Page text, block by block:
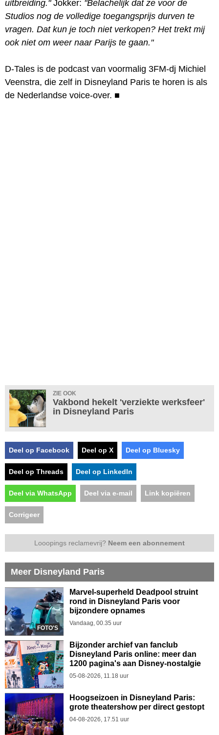
uitbreiding."Jokker: "Belachelijk dat ze voor de
Studios nog de volledige toegangsprijs durven te
vragen. Dat kun je toch niet verkopen? Het trekt mij
ook niet om weer naar Parijs te gaan."
D-Tales is de podcast van voormalig 3FM-dj Michiel
Veenstra, die zelf in Disneyland Paris te horen is als
de Nederlandse voice-over. ■
ZIE OOK
Vakbond hekelt 'verziekte werksfeer'
in Disneyland Paris
Deel op Facebook Deel op X Deel op Bluesky
Deel op Threads Deel op LinkedIn
Deel via WhatsApp Deel via e-mail Link kopiëren
Corrigeer
Looopings reclamevrij? Neem een abonnement
Meer Disneyland Paris
FOTO'S
Marvel-superheld Deadpool struint
rond in Disneyland Paris voor
bijzondere opnames
Vandaag, 00.35 uur
Bijzonder archief van fanclub
Disneyland Paris online: meer dan
1200 pagina's aan Disney-nostalgie
05-08-2026, 11.18 uur
Hoogseizoen in Disneyland Paris:
grote theatershow per direct gestopt
04-08-2026, 17.51 uur